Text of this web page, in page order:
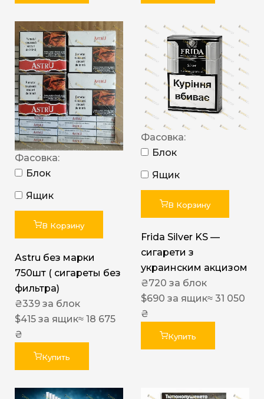
Фасовка:
Блок
Ящик
В Корзину
Astru без марки
750шт ( сигареты без
фильтра)
₴339 за блок
$415 за ящик≈ 18 675
₴
Купить
Фасовка:
Блок
Ящик
В Корзину
Frida Silver KS —
сигарети з
украинским акцизом
₴720 за блок
$690 за ящик≈ 31 050
₴
Купить